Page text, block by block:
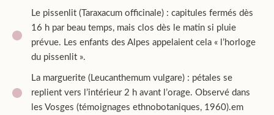
Le pissenlit (Taraxacum officinale) : capitules fermés dès
16 h par beau temps, mais clos dès le matin si pluie
prévue. Les enfants des Alpes appelaient cela « l’horloge
du pissenlit ».
La marguerite (Leucanthemum vulgare) : pétales se
replient vers l’intérieur 2 h avant l’orage. Observé dans
les Vosges (témoignages ethnobotaniques, 1960).em